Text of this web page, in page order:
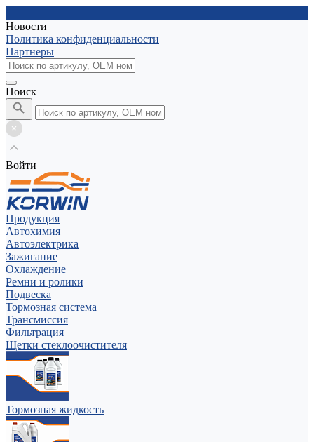
Новости
Политика конфиденциальности
Партнеры
Поиск
Войти
Продукция
Автохимия
Автоэлектрика
Зажигание
Охлаждение
Ремни и ролики
Подвеска
Тормозная система
Трансмиссия
Фильтрация
Щетки стеклоочистителя
Тормозная жидкость